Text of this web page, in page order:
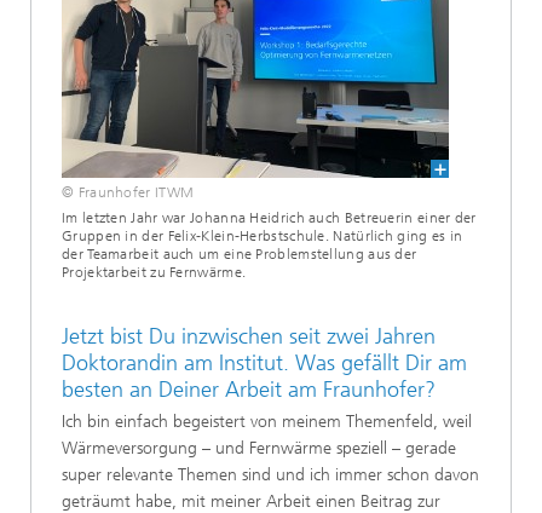
© Fraunhofer ITWM
Im letzten Jahr war Johanna Heidrich auch Betreuerin einer der
Gruppen in der Felix-Klein-Herbstschule. Natürlich ging es in
der Teamarbeit auch um eine Problemstellung aus der
Projektarbeit zu Fernwärme.
Jetzt bist Du inzwischen seit zwei Jahren
Doktorandin am Institut. Was gefällt Dir am
besten an Deiner Arbeit am Fraunhofer?
Ich bin einfach begeistert von meinem Themenfeld, weil
Wärmeversorgung – und Fernwärme speziell – gerade
super relevante Themen sind und ich immer schon davon
geträumt habe, mit meiner Arbeit einen Beitrag zur